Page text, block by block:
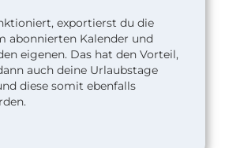
exportierst du die
abonnierten Kalender und
eigenen. Das hat den Vorteil,
auch deine Urlaubstage
diese somit ebenfalls